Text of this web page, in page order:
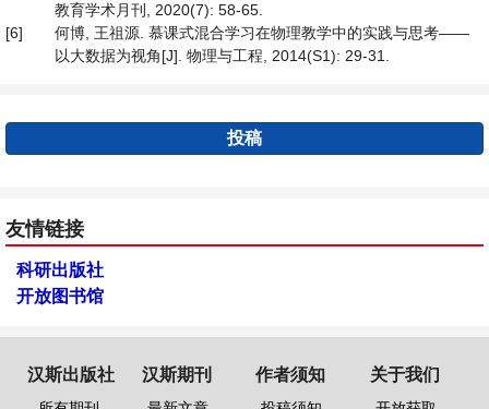
教育学术月刊, 2020(7): 58-65.
[6]
何博, 王祖源. 慕课式混合学习在物理教学中的实践与思考——
以大数据为视角[J]. 物理与工程, 2014(S1): 29-31.
投稿
友情链接
科研出版社
开放图书馆
汉斯出版社 汉斯期刊 作者须知 关于我们